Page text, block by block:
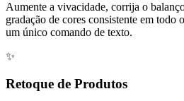
Aumente a vivacidade, corrija o
gradação de cores consistente em todo
um único comando de texto.
✨
Retoque de Produtos